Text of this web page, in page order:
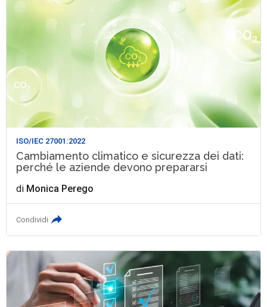
ISO/IEC 27001:2022
Cambiamento climatico e sicurezza dei dati:
perché le aziende devono prepararsi
di Monica Perego
Condividi